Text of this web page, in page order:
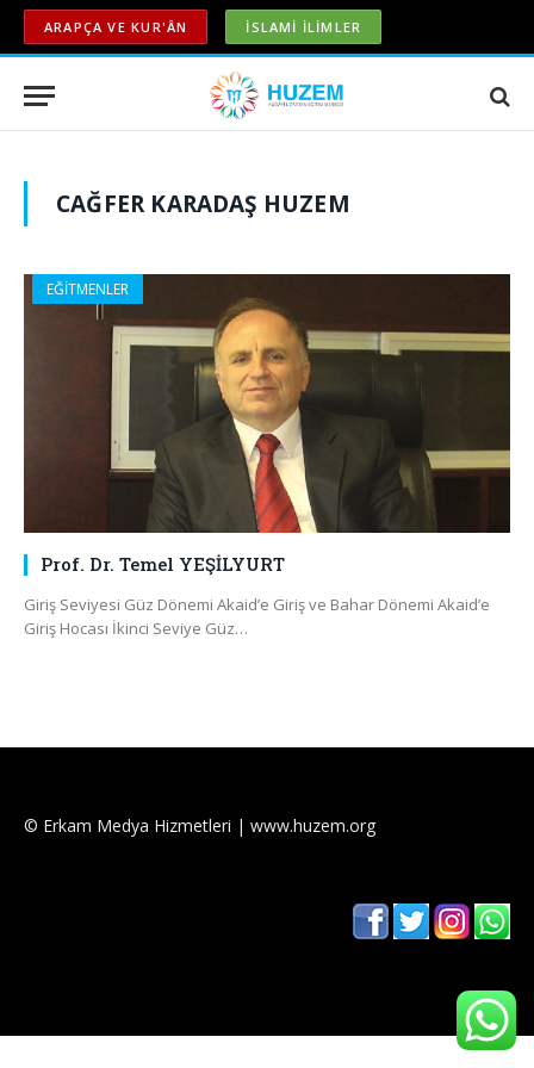
ARAPÇA VE KUR'ÂN İSLAMİ İLİMLER
CAĞFER KARADAŞ HUZEM
EĞİTMENLER
Prof. Dr. Temel YEŞİLYURT
Giriş Seviyesi Güz Dönemi Akaid’e Giriş ve Bahar Dönemi Akaid’e
Giriş Hocası İkinci Seviye Güz…
© Erkam Medya Hizmetleri | www.huzem.org